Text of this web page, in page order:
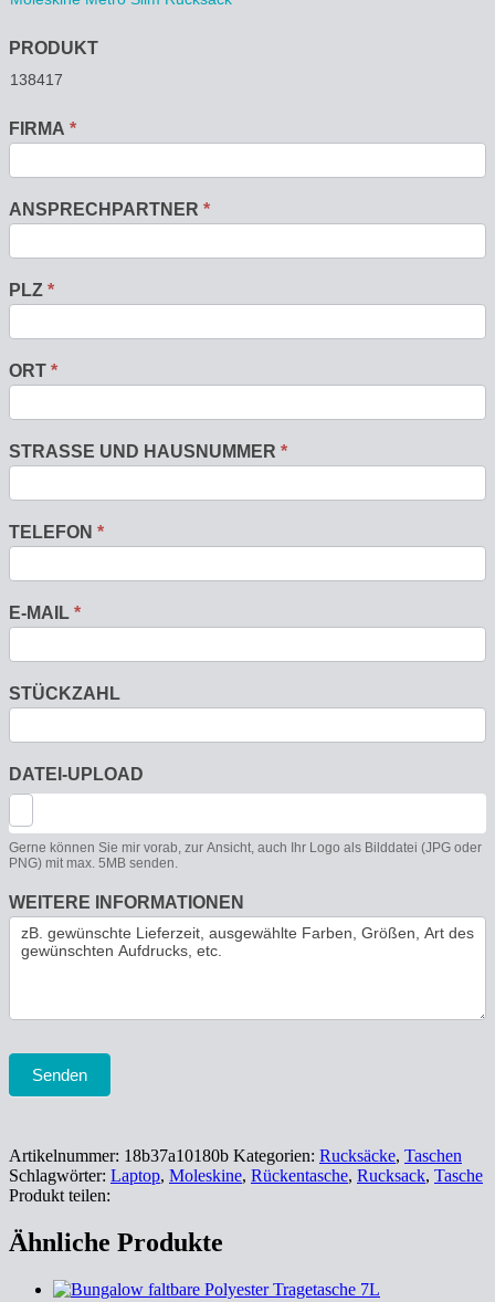
PRODUKT
FIRMA *
ANSPRECHPARTNER *
PLZ *
ORT *
STRASSE UND HAUSNUMMER *
TELEFON *
E-MAIL *
STÜCKZAHL
DATEI-UPLOAD
Gerne können Sie mir vorab, zur Ansicht, auch Ihr Logo als Bilddatei (JPG oder
PNG) mit max. 5MB senden.
WEITERE INFORMATIONEN
Senden
Artikelnummer: 18b37a10180b Kategorien: Rucksäcke, Taschen
Schlagwörter: Laptop, Moleskine, Rückentasche, Rucksack, Tasche
Produkt teilen:
Ähnliche Produkte